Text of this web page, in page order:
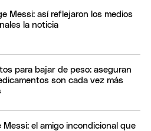
Messi: así reflejaron los medios
la noticia
para bajar de peso: aseguran
son cada vez más
Messi: el amigo incondicional que